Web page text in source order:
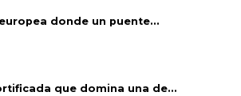
donde un puente...
que domina una de...